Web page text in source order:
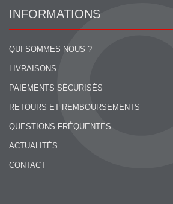
INFORMATIONS
QUI SOMMES NOUS ?
LIVRAISONS
PAIEMENTS SÉCURISÉS
RETOURS ET REMBOURSEMENTS
QUESTIONS FRÉQUENTES
ACTUALITÉS
CONTACT